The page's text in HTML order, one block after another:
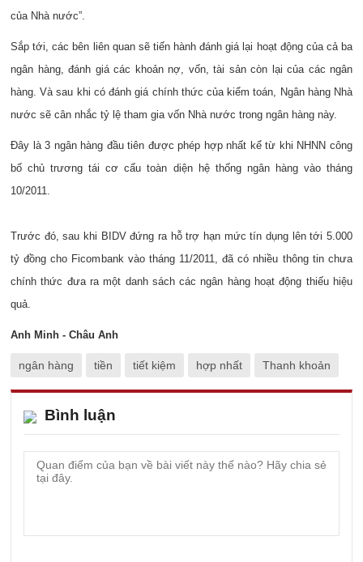
của Nhà nước”.
Sắp tới, các bên liên quan sẽ tiến hành đánh giá lại hoạt động của cả ba
ngân hàng, đánh giá các khoản nợ, vốn, tài sản còn lại của các ngân
hàng. Và sau khi có đánh giá chính thức của kiểm toán, Ngân hàng Nhà
nước sẽ cân nhắc tỷ lệ tham gia vốn Nhà nước trong ngân hàng này.
Đây là 3 ngân hàng đầu tiên được phép hợp nhất kể từ khi NHNN công
bố chủ trương tái cơ cấu toàn diện hệ thống ngân hàng vào tháng
10/2011.
Trước đó, sau khi BIDV đứng ra hỗ trợ hạn mức tín dụng lên tới 5.000
tỷ đồng cho Ficombank vào tháng 11/2011, đã có nhiều thông tin chưa
chính thức đưa ra một danh sách các ngân hàng hoạt động thiếu hiệu
quả.
Anh Minh - Châu Anh
ngân hàng tiền tiết kiệm hợp nhất Thanh khoản
Bình luận